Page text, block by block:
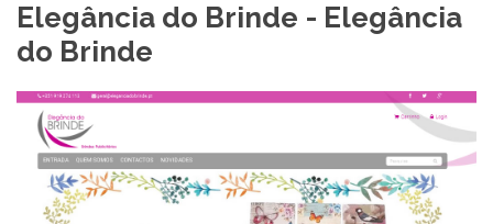
Elegância do Brinde - Elegância
do Brinde